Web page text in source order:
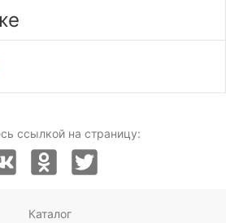
ссылкой на страницу:
Каталог